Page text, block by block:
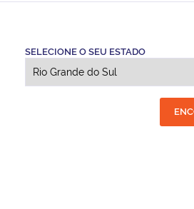
SELECIONE O SEU ESTADO